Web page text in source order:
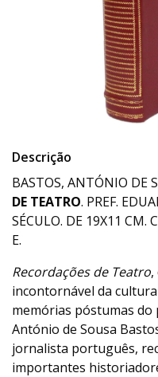
Descrição
BASTOS, ANTÓNIO DE
DE TEATRO. PREF.
SÉCULO. DE 19X11 CM.
E.
Recordações de Teatro
incontornável da
memórias póstumas
António de Sousa
jornalista português,
importantes